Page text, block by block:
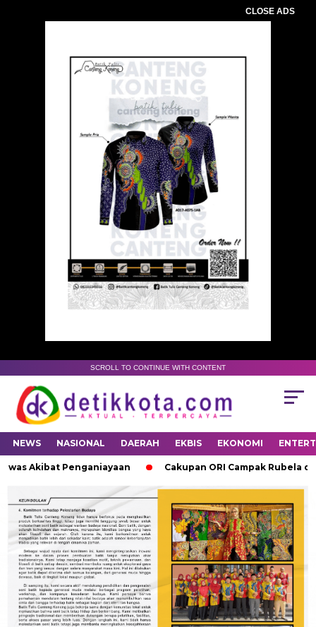
CLOSE ADS
SCROLL TO CONTINUE WITH CONTENT
NEWS NASIONAL DAERAH EKBIS EKONOMI
Akibat Penganiayaan Cakupan ORI Campak Rubela di